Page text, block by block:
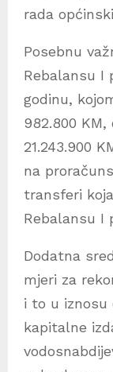
rada
Posebnu
Rebalansu I
godinu,
982.800
21.243.900
na
transferi
Rebalansu I
Dodatna
mjeri za
i to u iznosu
kapitalne